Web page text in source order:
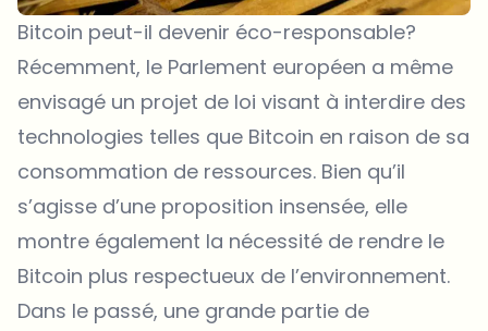
Bitcoin peut-il devenir éco-responsable?
Récemment, le Parlement européen a même
envisagé un projet de loi visant à interdire des
technologies telles que Bitcoin en raison de sa
consommation de ressources. Bien qu’il
s’agisse d’une proposition insensée, elle
montre également la nécessité de rendre le
Bitcoin plus respectueux de l’environnement.
Dans le passé, une grande partie de